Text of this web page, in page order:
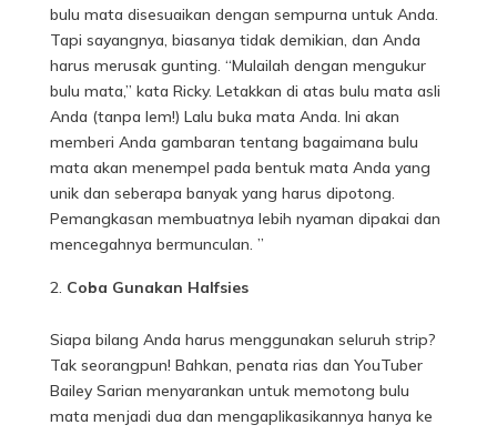
bulu mata disesuaikan dengan sempurna untuk Anda.
Tapi sayangnya, biasanya tidak demikian, dan Anda
harus merusak gunting. “Mulailah dengan mengukur
bulu mata,” kata Ricky. Letakkan di atas bulu mata asli
Anda (tanpa lem!) Lalu buka mata Anda. Ini akan
memberi Anda gambaran tentang bagaimana bulu
mata akan menempel pada bentuk mata Anda yang
unik dan seberapa banyak yang harus dipotong.
Pemangkasan membuatnya lebih nyaman dipakai dan
mencegahnya bermunculan. ”
Coba Gunakan Halfsies
Siapa bilang Anda harus menggunakan seluruh strip?
Tak seorangpun! Bahkan, penata rias dan YouTuber
Bailey Sarian menyarankan untuk memotong bulu
mata menjadi dua dan mengaplikasikannya hanya ke